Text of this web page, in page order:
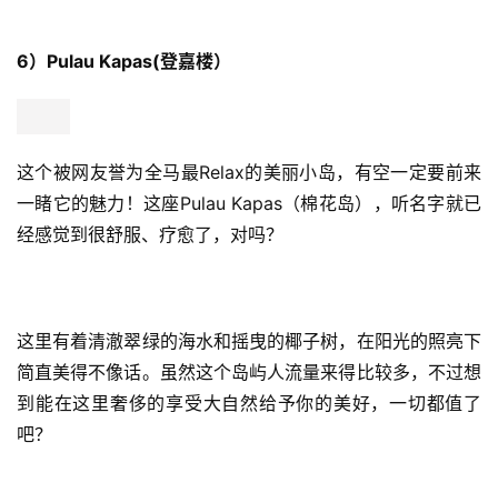
6）Pulau Kapas(登嘉楼）
这个被网友誉为全马最Relax的美丽小岛，有空一定要前来
一睹它的魅力！这座Pulau Kapas（棉花岛），听名字就已
经感觉到很舒服、疗愈了，对吗？
这里有着清澈翠绿的海水和摇曳的椰子树，在阳光的照亮下
简直美得不像话。虽然这个岛屿人流量来得比较多，不过想
到能在这里奢侈的享受大自然给予你的美好，一切都值了
吧？